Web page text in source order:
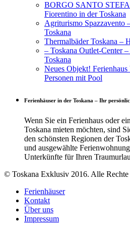
BORGO SANTO
Fiorentino in der Toskana
Agriturismo Spazzavento
Toskana
Thermalbäder Toskana –
– Toskana Outlet-Center
Toskana
Neues Objekt!
Personen mit Pool
Ferienhäuser in der Toskana – Ihr
Wenn Sie ein Ferienhaus oder
Toskana mieten möchten, sind
den schönsten Regionen der
und ausgewählte
Unterkünfte für Ihren
© Toskana Exklusiv 2016. Alle Rechte
Ferienhäuser
Kontakt
Über uns
Impressum